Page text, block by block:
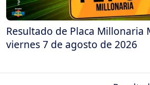
Resultado de Placa Millonaria
viernes 7 de agosto de 2026